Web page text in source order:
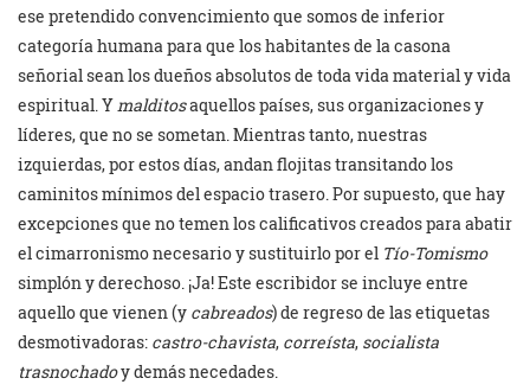
ese pretendido convencimiento que somos de inferior
categoría humana para que los habitantes de la casona
señorial sean los dueños absolutos de toda vida material y vida
espiritual. Ymalditosaquellos países, sus organizaciones y
líderes, que no se sometan. Mientras tanto, nuestras
izquierdas, por estos días, andan flojitas transitando los
caminitos mínimos del espacio trasero. Por supuesto, que hay
excepciones que no temen los calificativos creados para abatir
el cimarronismo necesario y sustituirlo por el Tío-Tomismo
simplón y derechoso. ¡Ja! Este escribidor se incluye entre
aquello que vienen (y cabreados) de regreso de las etiquetas
desmotivadoras: castro-chavista, correísta, socialista
trasnochadoy demás necedades.